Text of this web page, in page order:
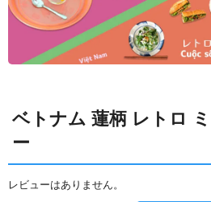
ベトナム 蓮柄 レトロ
ー
レビューはありません。